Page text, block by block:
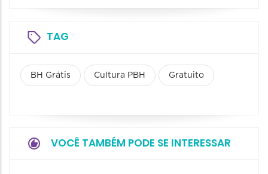
TAG
BH Grátis Cultura PBH Gratuito
VOCÊ TAMBÉM PODE SE INTERESSAR